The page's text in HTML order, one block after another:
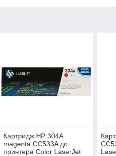
Картридж HP 304A
magenta CC533A до
принтера Color LaserJet